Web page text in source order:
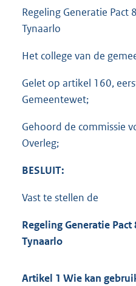
Regeling Generatie
Tynaarlo
Het college van de
Gelet op artikel 160,
Gemeentewet;
Gehoord de commissie
Overleg;
BESLUIT:
Vast te stellen de
Regeling Generatie
Tynaarlo
Artikel 1 Wie kan